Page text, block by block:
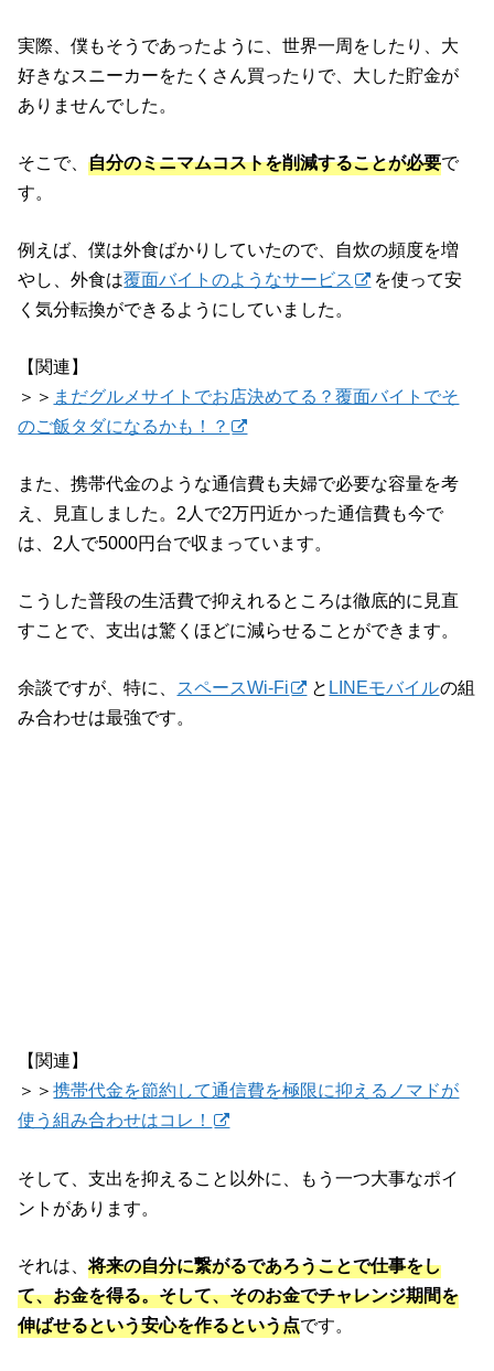
実際、僕もそうであったように、世界一周をしたり、大
好きなスニーカーをたくさん買ったりで、大した貯金が
ありませんでした。
そこで、自分のミニマムコストを削減することが必要で
す。
例えば、僕は外食ばかりしていたので、自炊の頻度を増
やし、外食は覆面バイトのようなサービス
を使って安
く気分転換ができるようにしていました。
【関連】
＞＞ まだグルメサイトでお店決めてる？覆面バイトでそ
のご飯タダになるかも！？
また、携帯代金のような通信費も夫婦で必要な容量を考
え、見直しました。2人で2万円近かった通信費も今で
は、2人で5000円台で収まっています。
こうした普段の生活費で抑えれるところは徹底的に見直
すことで、支出は驚くほどに減らせることができます。
余談ですが、特に、 スペースWi-Fi と LINEモバイルの組
み合わせは最強です。
【関連】
＞＞携帯代金を節約して通信費を極限に抑えるノマドが
使う組み合わせはコレ！
そして、支出を抑えること以外に、もう一つ大事なポイ
ントがあります。
それは、将来の自分に繋がるであろうことで仕事をし
て、お金を得る。そして、そのお金でチャレンジ期間を
伸ばせるという安心を作るという点です。